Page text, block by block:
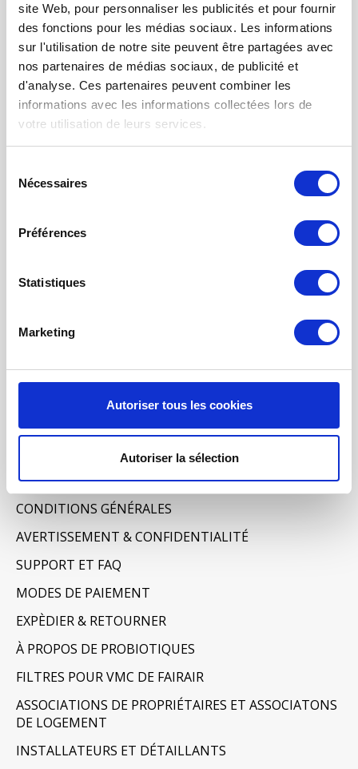
site Web, pour personnaliser les publicités et pour fournir
des fonctions pour les médias sociaux. Les informations
sur l'utilisation de notre site peuvent être partagées avec
nos partenaires de médias sociaux, de publicité et
d'analyse. Ces partenaires peuvent combiner les
informations avec les informations collectées lors de
votre utilisation de leurs services.
Nécessaires
Préférences
Statistiques
Marketing
Autoriser tous les cookies
Autoriser la sélection
Catégories
FILTRES VMC DOUBLE FLUX
FILTRE À AIR POUR CHAUFFAGE
TISSUS FILTRANTS ET MATS
COMMANDE DE MAINTENANCE
MONITEUR DE QUALITÉ DE L’AIR INTÉRIEUR - UHOO
Mon compte
Mes commandes
À PROPOS DE NOUS
CONDITIONS GÉNÉRALES
AVERTISSEMENT & CONFIDENTIALITÉ
SUPPORT ET FAQ
MODES DE PAIEMENT
EXPÈDIER & RETOURNER
À PROPOS DE PROBIOTIQUES
FILTRES POUR VMC DE FAIRAIR
ASSOCIATIONS DE PROPRIÉTAIRES ET ASSOCIATONS
DE LOGEMENT
INSTALLATEURS ET DÉTAILLANTS